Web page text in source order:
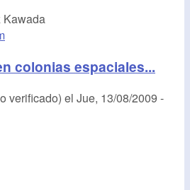
Kawada
colonias espaciales...
verificado) el Jue, 13/08/2009 -